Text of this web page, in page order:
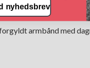
armbånd med
nyhedsbrev